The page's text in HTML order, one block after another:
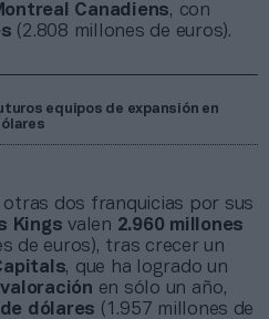
Canadiens, con
(2.808 millones de euros).
equipos de expansión en
dos franquicias por sus
Kings valen 2.960 millones
de euros), tras crecer un
, que ha logrado un
en sólo un año,
dólares (1.957 millones de